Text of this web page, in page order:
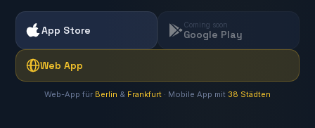
App Store Coming soon
Google Play
Web App
Web-App für Berlin & Frankfurt · Mobile App mit 38 Städten